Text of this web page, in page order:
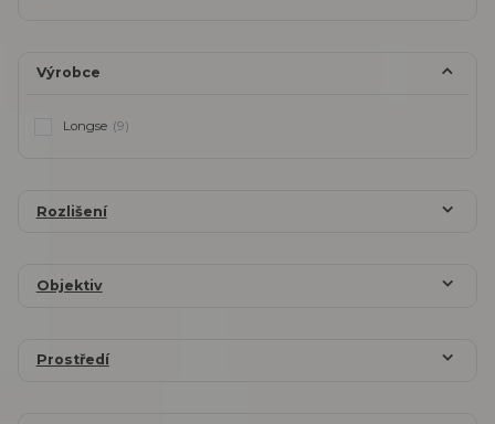
Výrobce
Longse (9)
Rozlišení
Objektiv
Prostředí